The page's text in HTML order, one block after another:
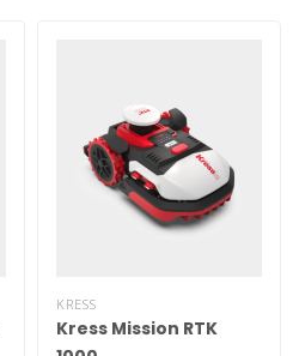
KRESS
Kress Mission RTK